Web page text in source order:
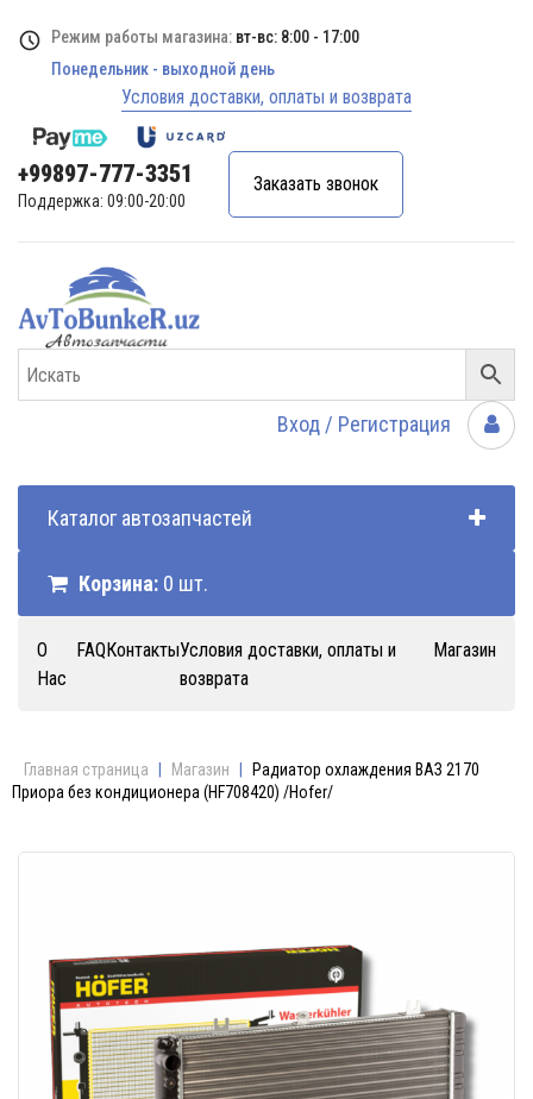
Режим работы магазина: вт-вс: 8:00 - 17:00
Понедельник - выходной день
Условия доставки, оплаты и возврата
+99897-777-3351
Поддержка: 09:00-20:00
Заказать звонок
Вход / Регистрация
Каталог автозапчастей
Корзина: 0 шт.
О
Нас
FAQКонтактыУсловия доставки, оплаты и
возврата
Магазин
Главная страница Магазин
Радиатор охлаждения ВАЗ 2170
Приора без кондиционера (HF708420) /Hofer/